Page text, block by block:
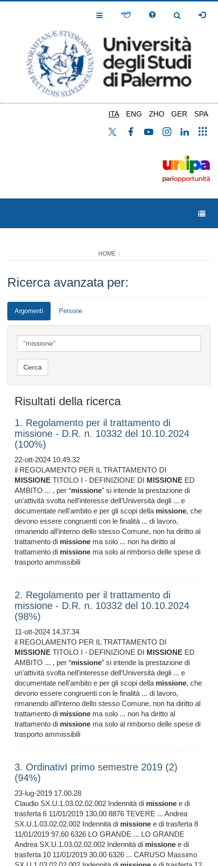
Toggle
Toggle
ITA ENG ZHO GER SPA
HOME
Ricerca avanzata per:
Argomenti Persone
Risultati della ricerca
1. Regolamento per il trattamento di
missione - D.R. n. 10332 del 10.10.2024
(100%)
22-ott-2024 10.49.32
il REGOLAMENTO PER IL TRATTAMENTO DI
MISSIONE TITOLO I - DEFINIZIONE DI MISSIONE ED
AMBITO ... , per “missione” si intende la prestazione di
un'attività svolta nell’interesse dell’Università degli ... e
documentate nell'ambito e per gli scopi della missione, che
devono essere congruenti con le finalità ... di lavoro,
rimanendo all’interno dello stesso Comune, non ha diritto al
trattamento di missione ma solo ... non ha diritto al
trattamento di missione ma solo al rimborso delle spese di
trasporto ammissibili
2. Regolamento per il trattamento di
missione - D.R. n. 10332 del 10.10.2024
(98%)
11-ott-2024 14.37.34
il REGOLAMENTO PER IL TRATTAMENTO DI
MISSIONE TITOLO I - DEFINIZIONE DI MISSIONE ED
AMBITO ... , per “missione” si intende la prestazione di
un'attività svolta nell’interesse dell’Università degli ... e
documentate nell'ambito e per gli scopi della missione, che
devono essere congruenti con le finalità ... di lavoro,
rimanendo all’interno dello stesso Comune, non ha diritto al
trattamento di missione ma solo ... non ha diritto al
trattamento di missione ma solo al rimborso delle spese di
trasporto ammissibili
3. OrdinativI primo semestre 2019 (2)
(94%)
23-lug-2019 17.00.28
Claudio SX.U.1.03.02.02.002 Indennità di missione e di
trasferta 6 11/01/2019 130,00 8876 TEVERE ... Andrea
SX.U.1.03.02.02.002 Indennità di missione e di trasferta 8
11/01/2019 97,60 6326 LO GRANDE ... LO GRANDE
Andrea SX.U.1.03.02.02.002 Indennità di missione e di
trasferta 10 11/01/2019 30,00 6326 ... CARUSO Massimo